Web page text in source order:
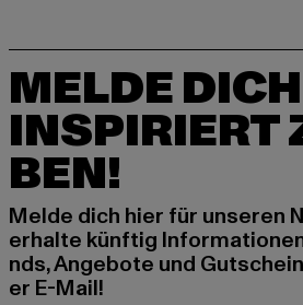
MELDE
INSPIRIERT
BEN!
Melde dich hier für unseren
erhalte künftig
nds, Angebote und
er E-Mail!